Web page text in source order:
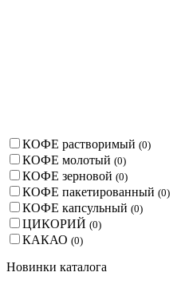
КОФЕ растворимый (0)
КОФЕ молотый (0)
КОФЕ зерновой (0)
КОФЕ пакетированный (0)
КОФЕ капсульный (0)
ЦИКОРИЙ (0)
КАКАО (0)
Новинки каталога